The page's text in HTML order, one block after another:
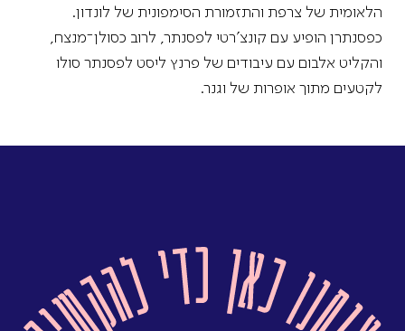
הלאומית של צרפת והתזמורת הסימפונית של לונדון.
כפסנתרן הופיע עם קונצ'רטי לפסנתר, לרוב כסולן־מנצח,
והקליט אלבום עם עיבודים של פרנץ ליסט לפסנתר סולו
לקטעים מתוך אופרות של וגנר.